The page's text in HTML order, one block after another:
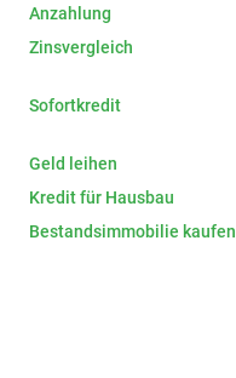
Anzahlung
Zinsvergleich
Sofortkredit
Geld leihen
Kredit für Hausbau
Bestandsimmobilie kaufen